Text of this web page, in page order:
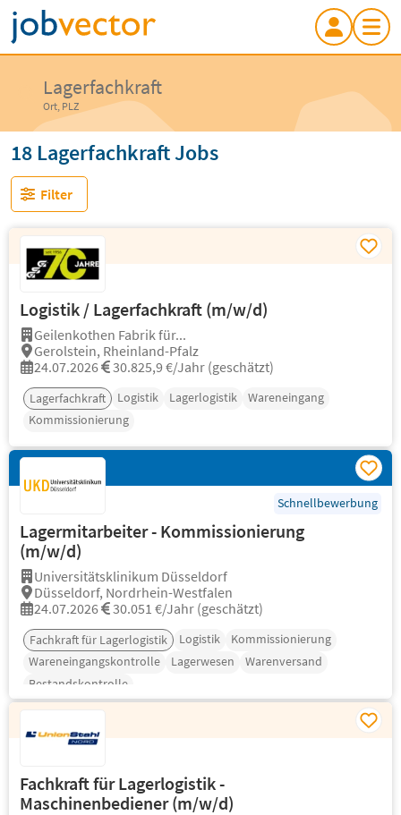
Lagerfachkraft
Ort, PLZ
18 Lagerfachkraft Jobs
Filter
Logistik / Lagerfachkraft (m/w/d)
Geilenkothen Fabrik für...
Gerolstein, Rheinland-Pfalz
24.07.2026
30.825,9 €/Jahr (geschätzt)
Lagerfachkraft Logistik Lagerlogistik
Wareneingang
Kommissionierung
Schnellbewerbung
Lagermitarbeiter - Kommissionierung
(m/w/d)
Universitätsklinikum Düsseldorf
Düsseldorf, Nordrhein-Westfalen
24.07.2026
30.051 €/Jahr (geschätzt)
Fachkraft für Lagerlogistik Logistik
Kommissionierung
Wareneingangskontrolle
Lagerwesen
Warenversand
Bestandskontrolle
Fachkraft für Lagerlogistik -
Maschinenbediener (m/w/d)